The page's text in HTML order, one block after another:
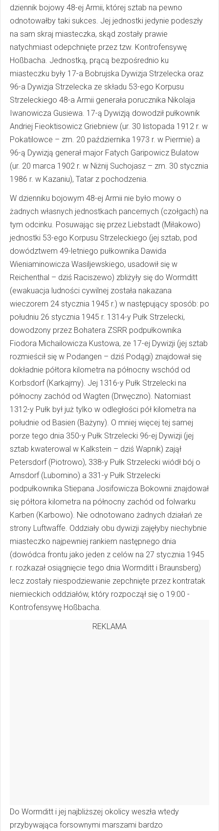
dziennik bojowy 48-ej Armii, której sztab na pewno
odnotowałby taki sukces. Jej jednostki jedynie podeszły
na sam skraj miasteczka, skąd zostały prawie
natychmiast odepchnięte przez tzw. Kontrofensywę
Hoßbacha. Jednostką, prącą bezpośrednio ku
miasteczku były 17-a Bobrujska Dywizja Strzelecka oraz
96-a Dywizja Strzelecka ze składu 53-ego Korpusu
Strzeleckiego 48-a Armii generała porucznika Nikolaja
Iwanowicza Gusiewa. 17-ą Dywizją dowodził pułkownik
Andriej Fieoktisowicz Griebniew (ur. 30 listopada 1912 r. w
Pokatilowce – zm. 20 października 1973 r. w Piermie) a
96-ą Dywizją generał major Fatych Garipowicz Bulatow
(ur. 20 marca 1902 r. w Niżnij Suchojasz – zm. 30 stycznia
1986 r. w Kazaniu), Tatar z pochodzenia.
W dzienniku bojowym 48-ej Armii nie było mowy o
żadnych własnych jednostkach pancernych (czołgach) na
tym odcinku. Posuwając się przez Liebstadt (Miłakowo)
jednostki 53-ego Korpusu Strzeleckiego (jej sztab, pod
dowództwem 49-letniego pułkownika Dawida
Wieniaminowicza Wasiljewskiego, usadowił się w
Reichenthal – dziś Raciszewo) zbliżyły się do Wormditt
(ewakuacja ludności cywilnej została nakazana
wieczorem 24 stycznia 1945 r.) w następujący sposób: po
południu 26 stycznia 1945 r. 1314-y Pułk Strzelecki,
dowodzony przez Bohatera ZSRR podpułkownika
Fiodora Michailowicza Kustowa, ze 17-ej Dywizji (jej sztab
rozmieścił się w Podangen – dziś Podągi) znajdował się
dokładnie półtora kilometra na północny wschód od
Korbsdorf (Karkajmy). Jej 1316-y Pułk Strzelecki na
północny zachód od Wagten (Drwęczno). Natomiast
1312-y Pułk był już tylko w odległości pół kilometra na
południe od Basien (Bażyny). O mniej więcej tej samej
porze tego dnia 350-y Pułk Strzelecki 96-ej Dywizji (jej
sztab kwaterowal w Kalkstein – dziś Wapnik) zajął
Petersdorf (Piotrowo), 338-y Pułk Strzelecki wiódł bój o
Arnsdorf (Lubomino) a 331-y Pułk Strzelecki
podpułkownika Stiepana Josifowicza Bokownii znajdował
się półtora kilometra na północny zachód od folwarku
Karben (Karbowo). Nie odnotowano żadnych działań ze
strony Luftwaffe. Oddziały obu dywizji zajęłyby niechybnie
miasteczko najpewniej rankiem następnego dnia
(dowódca frontu jako jeden z celów na 27 stycznia 1945
r. rozkazał osiągnięcie tego dnia Wormditt i Braunsberg)
lecz zostały niespodziewanie zepchnięte przez kontratak
niemieckich oddziałów, który rozpoczął się o 19:00 -
Kontrofensywę Hoßbacha.
REKLAMA
Do Wormditt i jej najbliższej okolicy weszła wtedy
przybywająca forsownymi marszami bardzo